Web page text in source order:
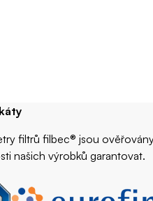
filtrů filbec® jsou
našich výrobků garantovat.